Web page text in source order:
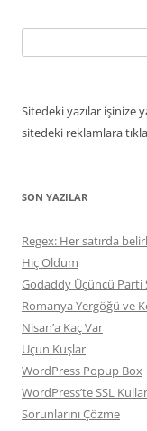
Sitedeki yazılar işinize
sitedeki reklamlara
SON YAZILAR
Regex: Her satırda
Hiç Oldum
Godaddy Üçüncü Parti
Romanya Yergöğü ve
Nisan’a Kaç Var
Uçun Kuşlar
WordPress Popup Box
WordPress’te SSL
Sorunlarını Çözme